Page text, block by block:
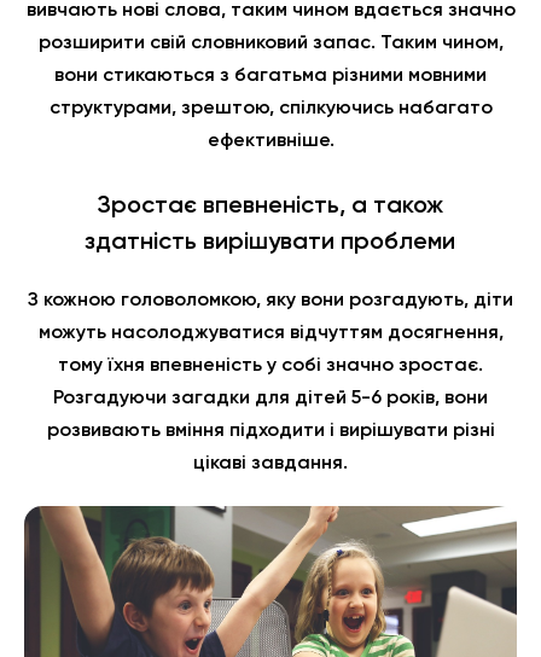
вивчають нові слова, таким чином вдається значно
розширити свій словниковий запас. Таким чином,
вони стикаються з багатьма різними мовними
структурами, зрештою, спілкуючись набагато
ефективніше.
Зростає впевненість, а також
здатність вирішувати проблеми
З кожною головоломкою, яку вони розгадують, діти
можуть насолоджуватися відчуттям досягнення,
тому їхня впевненість у собі значно зростає.
Розгадуючи загадки для дітей 5-6 років, вони
розвивають вміння підходити і вирішувати різні
цікаві завдання.